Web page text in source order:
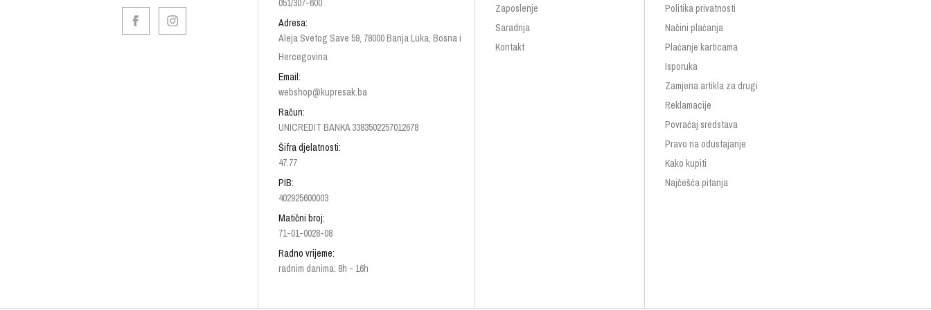
051/307-600
Adresa:
Aleja Svetog Save 59, 78000 Banja Luka, Bosna i
Hercegovina
Email:
webshop@kupresak.ba
Račun:
UNICREDIT BANKA 3383502257012678
Šifra djelatnosti:
47.77
PIB:
402925600003
Matični broj:
71-01-0028-08
Radno vrijeme:
radnim danima: 8h - 16h
Zaposlenje
Saradnja
Kontakt
Politika privatnosti
Načini plaćanja
Plaćanje karticama
Isporuka
Zamjena artikla za drugi
Reklamacije
Povraćaj sredstava
Pravo na odustajanje
Kako kupiti
Najčešća pitanja